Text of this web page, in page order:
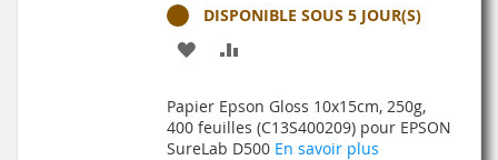
DISPONIBLE SOUS 5 JOUR(S)
AJOUTER
MA
COMPARATEUR
Papier Epson Gloss 10x15cm, 250g,
400 feuilles (C13S400209) pour EPSON
SureLab D500 En savoir plus